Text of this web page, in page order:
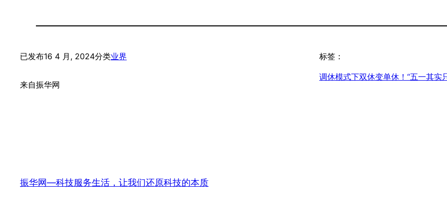
已发布16 4 月, 2024分类业界
来自振华网
标签：
调休模式下双休变单休！“五一其实
振华网—科技服务生活，让我们还原科技的本质